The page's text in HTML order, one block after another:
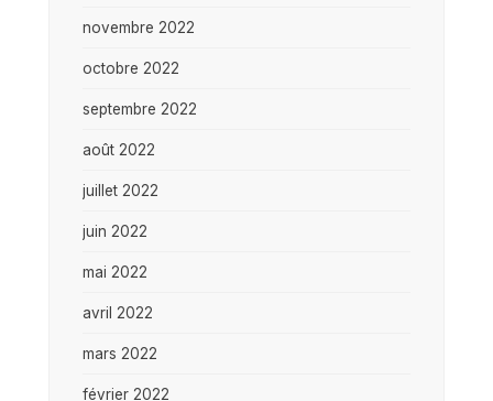
novembre 2022
octobre 2022
septembre 2022
août 2022
juillet 2022
juin 2022
mai 2022
avril 2022
mars 2022
février 2022